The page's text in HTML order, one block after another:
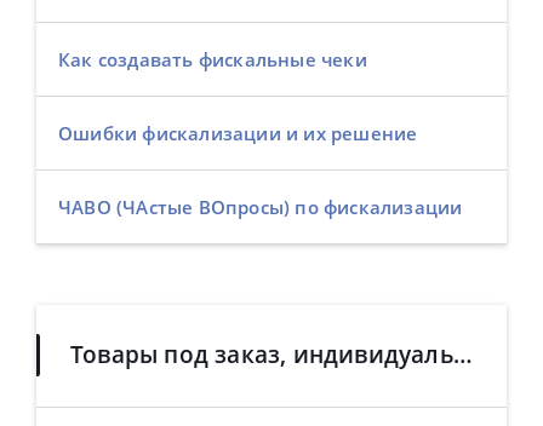
Как создавать фискальные чеки
Ошибки фискализации и их решение
ЧАВО (ЧАстые ВОпросы) по фискализации
Товары под заказ, индивидуальные и хендмейд-товары: управление производством